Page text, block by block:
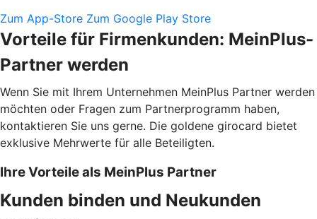
Zum App-Store Zum Google Play Store
Vorteile für Firmenkunden: MeinPlus-
Partner werden
Wenn Sie mit Ihrem Unternehmen MeinPlus Partner werden
möchten oder Fragen zum Partnerprogramm haben,
kontaktieren Sie uns gerne. Die goldene girocard bietet
exklusive Mehrwerte für alle Beteiligten.
Ihre Vorteile als MeinPlus Partner
Kunden binden und Neukunden